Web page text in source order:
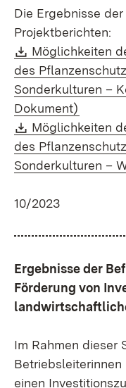
Die Ergebnisse
Projektberichten:
Download:
Möglichkeiten
des
Sonderkulturen –
Dokument)
Download:
Möglichkeiten
des
Sonderkulturen –
10/2023
Ergebnisse der
Förderung von
Im Rahmen dieser
einen